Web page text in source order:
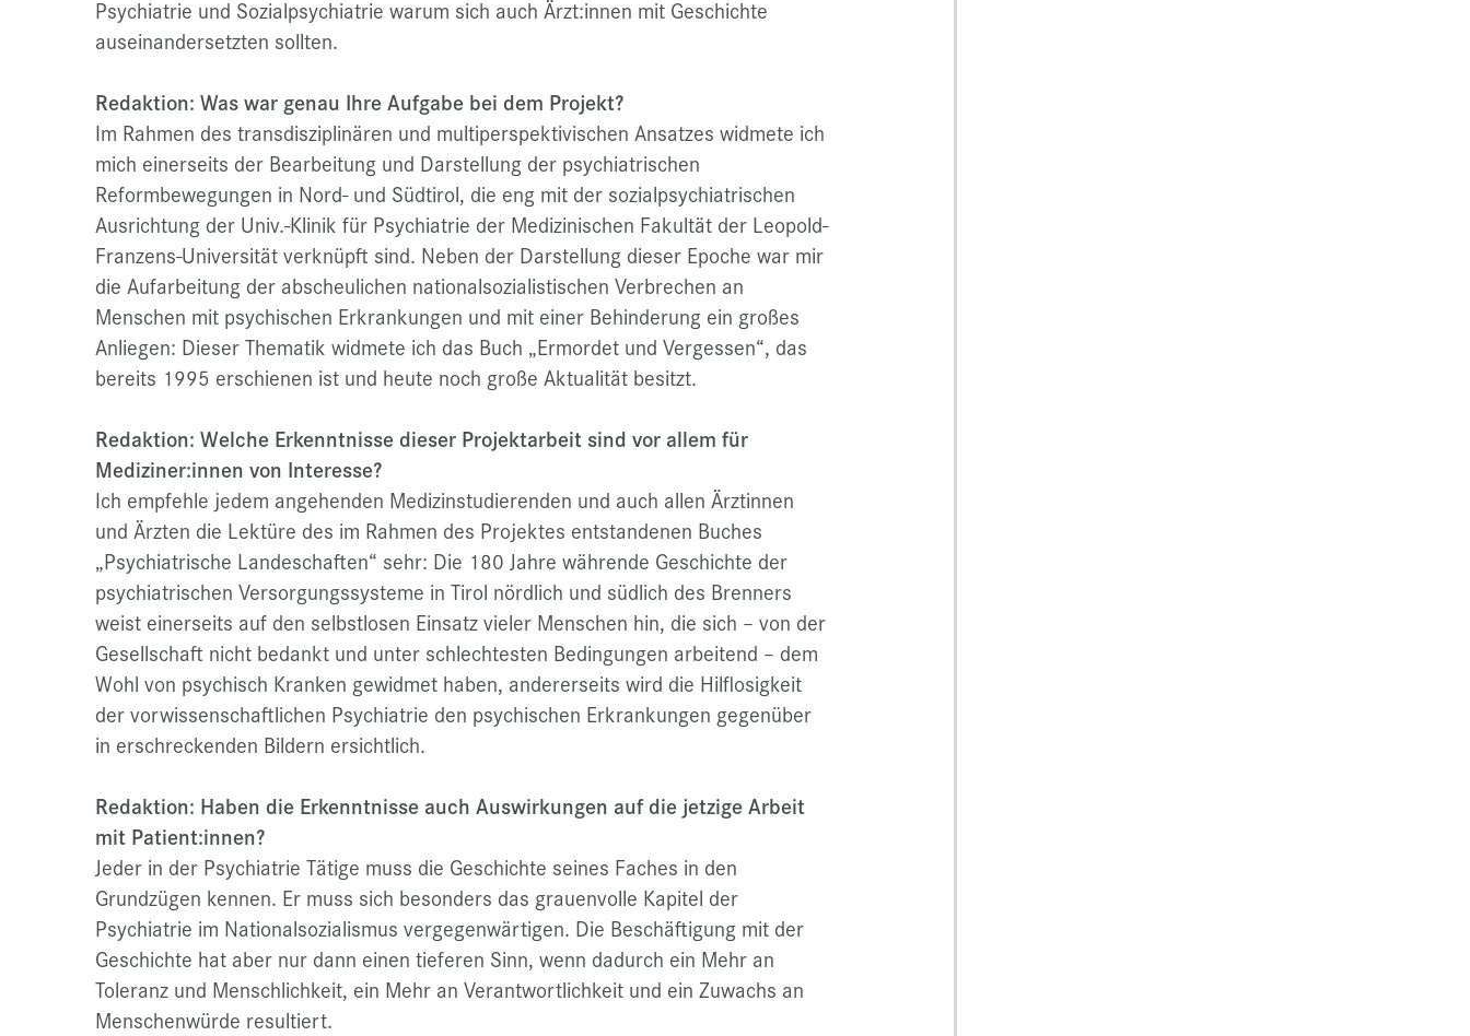
Psychiatrie und Sozialpsychiatrie warum sich auch Ärzt:innen mit Geschichte
auseinandersetzten sollten.
Redaktion: Was war genau Ihre Aufgabe bei dem Projekt?
Im Rahmen des transdisziplinären und multiperspektivischen Ansatzes widmete ich
mich einerseits der Bearbeitung und Darstellung der psychiatrischen
Reformbewegungen in Nord- und Südtirol, die eng mit der sozialpsychiatrischen
Ausrichtung der Univ.-Klinik für Psychiatrie der Medizinischen Fakultät der Leopold-
Franzens-Universität verknüpft sind. Neben der Darstellung dieser Epoche war mir
die Aufarbeitung der abscheulichen nationalsozialistischen Verbrechen an
Menschen mit psychischen Erkrankungen und mit einer Behinderung ein großes
Anliegen: Dieser Thematik widmete ich das Buch „Ermordet und Vergessen“, das
bereits 1995 erschienen ist und heute noch große Aktualität besitzt.
Redaktion: Welche Erkenntnisse dieser Projektarbeit sind vor allem für
Mediziner:innen von Interesse?
Ich empfehle jedem angehenden Medizinstudierenden und auch allen Ärztinnen
und Ärzten die Lektüre des im Rahmen des Projektes entstandenen Buches
„Psychiatrische Landeschaften“ sehr: Die 180 Jahre währende Geschichte der
psychiatrischen Versorgungssysteme in Tirol nördlich und südlich des Brenners
weist einerseits auf den selbstlosen Einsatz vieler Menschen hin, die sich – von der
Gesellschaft nicht bedankt und unter schlechtesten Bedingungen arbeitend – dem
Wohl von psychisch Kranken gewidmet haben, andererseits wird die Hilflosigkeit
der vorwissenschaftlichen Psychiatrie den psychischen Erkrankungen gegenüber
in erschreckenden Bildern ersichtlich.
Redaktion: Haben die Erkenntnisse auch Auswirkungen auf die jetzige Arbeit
mit Patient:innen?
Jeder in der Psychiatrie Tätige muss die Geschichte seines Faches in den
Grundzügen kennen. Er muss sich besonders das grauenvolle Kapitel der
Psychiatrie im Nationalsozialismus vergegenwärtigen. Die Beschäftigung mit der
Geschichte hat aber nur dann einen tieferen Sinn, wenn dadurch ein Mehr an
Toleranz und Menschlichkeit, ein Mehr an Verantwortlichkeit und ein Zuwachs an
Menschenwürde resultiert.